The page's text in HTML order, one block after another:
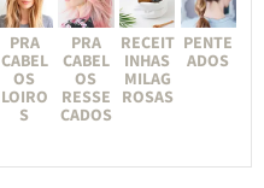
PRA
CABEL
OS
LOIRO
S
PRA
CABEL
OS
RESSE
CADOS
RECEIT
INHAS
MILAG
ROSAS
PENTE
ADOS